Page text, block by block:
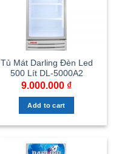
Tủ Mát Darling Đèn Led
500 Lít DL-5000A2
9.000.000 ₫
Add to cart